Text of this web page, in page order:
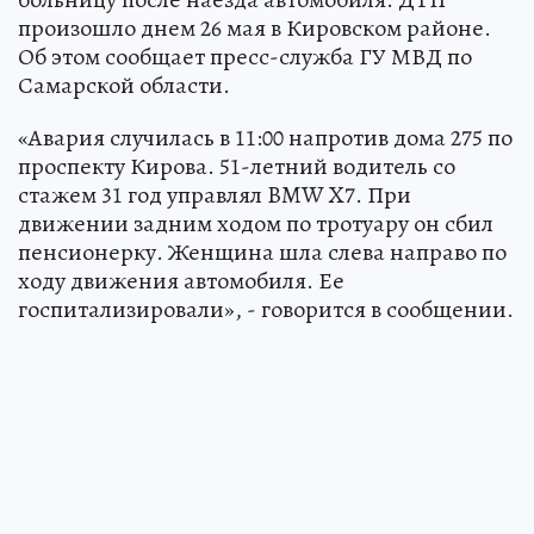
произошло днем 26 мая в Кировском районе.
Об этом сообщает пресс-служба ГУ МВД по
Самарской области.
«Авария случилась в 11:00 напротив дома 275 по
проспекту Кирова. 51-летний водитель со
стажем 31 год управлял BMW X7. При
движении задним ходом по тротуару он сбил
пенсионерку. Женщина шла слева направо по
ходу движения автомобиля. Ее
госпитализировали», - говорится в сообщении.